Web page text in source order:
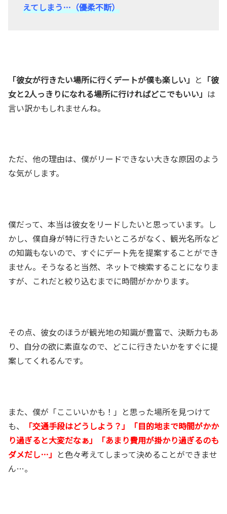
えてしまう…（優柔不断）
「彼女が行きたい場所に行くデートが僕も楽しい」 と 「彼
女と2人っきりになれる場所に行ければどこでもいい」 は
言い訳かもしれませんね。
ただ、他の理由は、僕がリードできない大きな原因のよう
な気がします。
僕だって、本当は彼女をリードしたいと思っています。し
かし、僕自身が特に行きたいところがなく、観光名所など
の知識もないので、すぐにデート先を提案することができ
ません。そうなると当然、ネットで検索することになりま
すが、これだと絞り込むまでに時間がかかります。
その点、彼女のほうが観光地の知識が豊富で、決断力もあ
り、自分の欲に素直なので、どこに行きたいかをすぐに提
案してくれるんです。
また、僕が「ここいいかも！」と思った場所を見つけて
も、
「交通手段はどうしよう？」「目的地まで時間がかか
り過ぎると大変だなぁ」「あまり費用が掛かり過ぎるのも
ダメだし…」 と色々考えてしまって決めることができませ
ん…。